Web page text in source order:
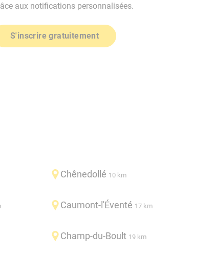
aux notifications personnalisées.
S'inscrire gratuitement
Chênedollé 10 km
Caumont-l'Éventé 17 km
Champ-du-Boult 19 km